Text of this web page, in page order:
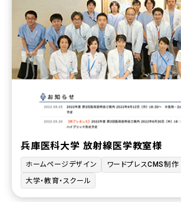
兵庫医科大学 放射線医学教室様
ホームページデザイン ワードプレスCMS制作
大学・教育・スクール